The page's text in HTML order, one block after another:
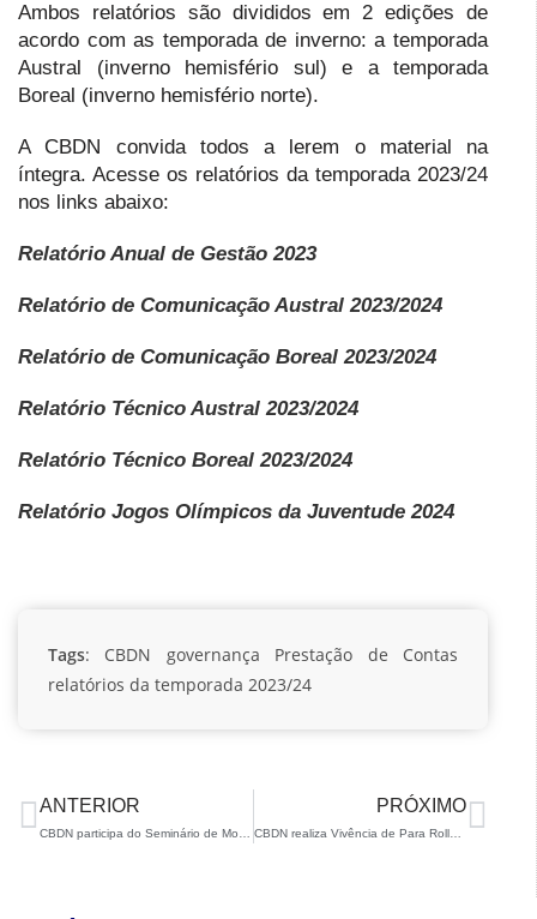
Ambos relatórios são divididos em 2 edições de
acordo com as temporada de inverno: a temporada
Austral (inverno hemisfério sul) e a temporada
Boreal (inverno hemisfério norte).
A CBDN convida todos a lerem o material na
íntegra. Acesse os relatórios da temporada 2023/24
nos links abaixo:
Relatório Anual de Gestão 2023
Relatório de Comunicação Austral 2023/2024
Relatório de Comunicação Boreal 2023/2024
Relatório Técnico Austral 2023/2024
Relatório Técnico Boreal 2023/2024
Relatório Jogos Olímpicos da Juventude 2024
Tags: CBDN governança
Prestação de Contas
relatórios da temporada 2023/24
ANTERIOR
CBDN participa do Seminário de Modalidades Paralímpicas do CPB
PRÓXIMO
CBDN realiza Vivência de Para Rollerski em Jundiaí